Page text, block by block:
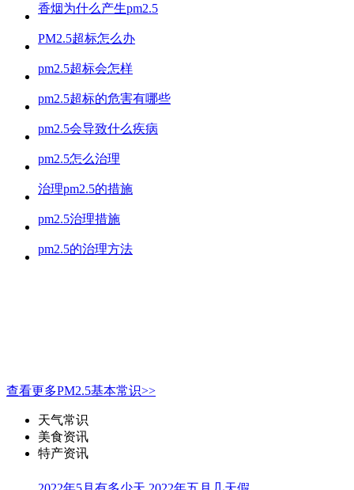
香烟为什么产生pm2.5
PM2.5超标怎么办
pm2.5超标会怎样
pm2.5超标的危害有哪些
pm2.5会导致什么疾病
pm2.5怎么治理
治理pm2.5的措施
pm2.5治理措施
pm2.5的治理方法
查看更多PM2.5基本常识>>
天气常识
美食资讯
特产资讯